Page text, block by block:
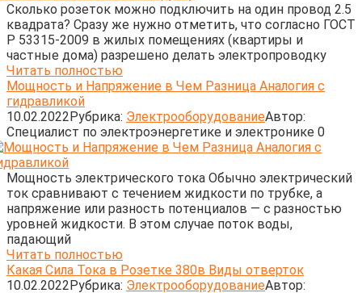
Сколько розеток можно подключить на один провод 2.5
квадрата? Сразу же нужно отметить, что согласно ГОСТ
Р 53315-2009 в жилых помещениях (квартиры и
частные дома) разрешено делать электропроводку
Читать полностью
Мощность и Напряжение в Чем Разница Аналогия с
гидравликой
10.02.2022Рубрика: ЭлектрооборудованиеАвтор:
Cпециалист по электроэнергетике и электронике 0
Мощность электрического тока Обычно электрический
ток сравнивают с течением жид­кости по трубке, а
напряжение или разность потенциалов — с разностью
уровней жидкости. В этом случае поток воды,
падающий
Читать полностью
Какая Сила Тока в Розетке 380в Виды отверток
10.02.2022Рубрика: ЭлектрооборудованиеАвтор: